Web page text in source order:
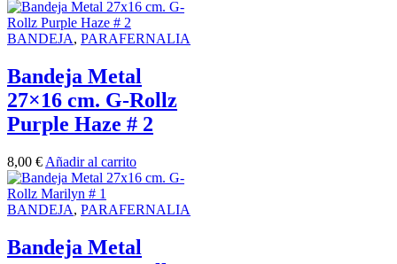
BANDEJA, PARAFERNALIA
Bandeja Metal
27×16 cm. G-Rollz
Purple Haze # 2
8,00 € Añadir al carrito
BANDEJA, PARAFERNALIA
Bandeja Metal